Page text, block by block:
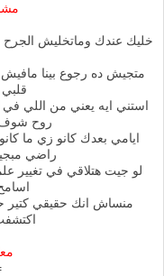
خليك عندك وماتخليش
متجيش ده رجوع بينا
استني ايه يعني من اللي
روح شوف
ايامي بعدك كانو زي ما
راضي
لو جيت هتلاقي في تغيير
منساش انك حقيقي كتير